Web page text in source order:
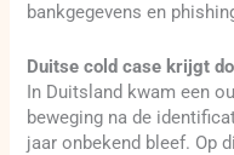
bankgegevens en
Duitse cold case krijgt
In Duitsland kwam een
beweging na de
jaar onbekend bleef. Op